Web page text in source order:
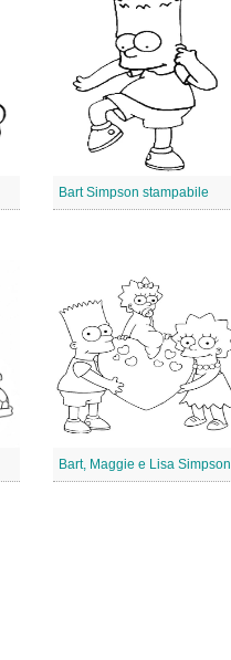
Bart Simpson stampabile
Bart, Maggie e Lisa Simpson